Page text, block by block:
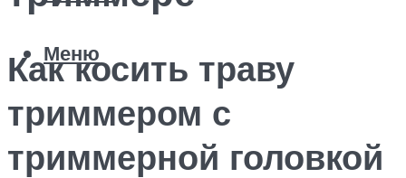
Меню
Как косить траву
триммером с
триммерной головкой